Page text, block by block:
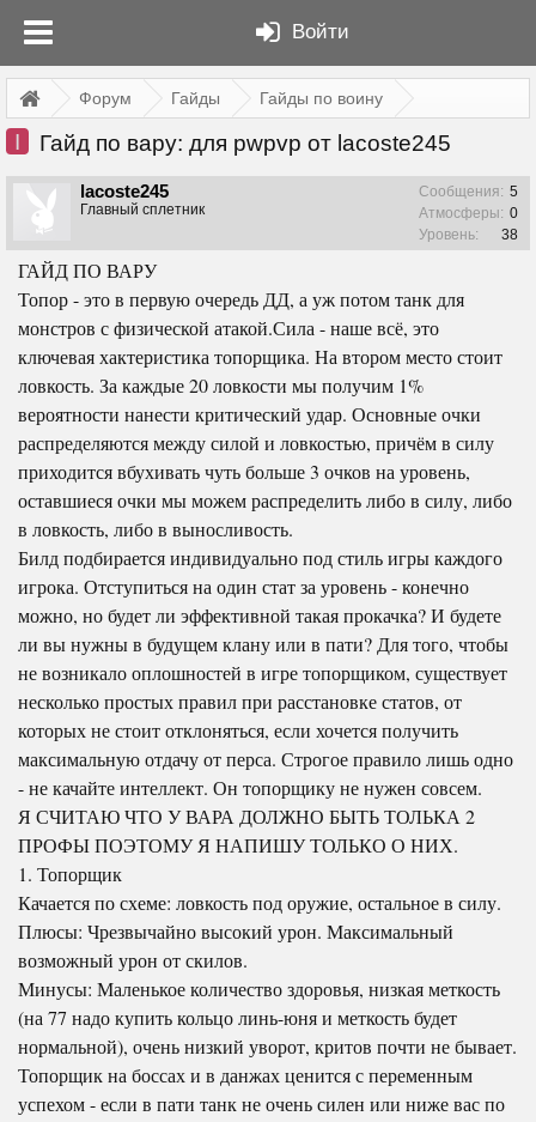
Войти
Форум Гайды Гайды по воину
I Гайд по вару: для pwpvp от lacoste245
lacoste245
Главный сплетник
Сообщения: 5
Атмосферы: 0
Уровень:
38
ГАЙД ПО ВАРУ
Топор - это в первую очередь ДД, а уж потом танк для
монстров с физической атакой.Сила - наше всё, это
ключевая хактеристика топорщика. На втором место стоит
ловкость. За каждые 20 ловкости мы получим 1%
вероятности нанести критический удар. Основные очки
распределяются между силой и ловкостью, причём в силу
приходится вбухивать чуть больше 3 очков на уровень,
оставшиеся очки мы можем распределить либо в силу, либо
в ловкость, либо в выносливость.
Билд подбирается индивидуально под стиль игры каждого
игрока. Отступиться на один стат за уровень - конечно
можно, но будет ли эффективной такая прокачка? И будете
ли вы нужны в будущем клану или в пати? Для того, чтобы
не возникало оплошностей в игре топорщиком, существует
несколько простых правил при расстановке статов, от
которых не стоит отклоняться, если хочется получить
максимальную отдачу от перса. Строгое правило лишь одно
- не качайте интеллект. Он топорщику не нужен совсем.
Я СЧИТАЮ ЧТО У ВАРА ДОЛЖНО БЫТЬ ТОЛЬКА 2
ПРОФЫ ПОЭТОМУ Я НАПИШУ ТОЛЬКО О НИХ.
1. Топорщик
Качается по схеме: ловкость под оружие, остальное в силу.
Плюсы: Чрезвычайно высокий урон. Максимальный
возможный урон от скилов.
Минусы: Маленькое количество здоровья, низкая меткость
(на 77 надо купить кольцо линь-юня и меткость будет
нормальной), очень низкий уворот, критов почти не бывает.
Топорщик на боссах и в данжах ценится с переменным
успехом - если в пати танк не очень силен или ниже вас по